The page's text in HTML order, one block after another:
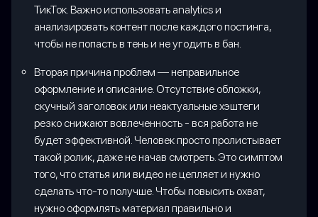
ТикТок. Важно использовать analytics и
анализировать контент после каждого постинга,
чтобы не попасть в тень и не угодить в бан.
Вторая причина проблем — неправильное
оформление и описание. Отсутствие обложки,
скучный заголовок или неактуальные хэштеги
резко снижают вовлеченность - вся работа не
будет эффективной. Человек просто пролистывает
такой ролик, даже не начав смотреть. Это симптом
того, что статья или видео не цепляет и нужно
сделать что-то получше. Чтобы повысить охват,
нужно оформлять материал правильно и